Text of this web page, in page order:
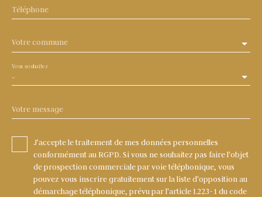
Téléphone
Votre commune
-
Vous souhaitez
Votre message
J'accepte le traitement de mes données personnelles
conformément au RGPD. Si vous ne souhaitez pas faire l'objet
de prospection commerciale par voie téléphonique, vous
pouvez vous inscrire gratuitement sur la liste d'opposition au
démarchage téléphonique, prévu par l'article L223-1 du code